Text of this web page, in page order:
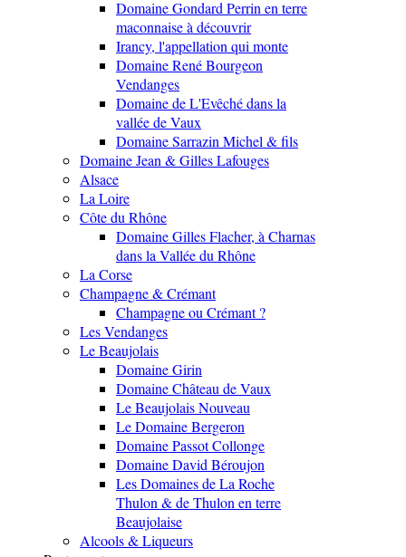
Domaine Gondard Perrin en terre
maconnaise à découvrir
Irancy, l'appellation qui monte
Domaine René Bourgeon
Vendanges
Domaine de L'Evêché dans la
vallée de Vaux
Domaine Sarrazin Michel & fils
Domaine Jean & Gilles Lafouges
Alsace
La Loire
Côte du Rhône
Domaine Gilles Flacher, à Charnas
dans la Vallée du Rhône
La Corse
Champagne & Crémant
Champagne ou Crémant ?
Les Vendanges
Le Beaujolais
Domaine Girin
Domaine Château de Vaux
Le Beaujolais Nouveau
Le Domaine Bergeron
Domaine Passot Collonge
Domaine David Béroujon
Les Domaines de La Roche
Thulon & de Thulon en terre
Beaujolaise
Alcools & Liqueurs